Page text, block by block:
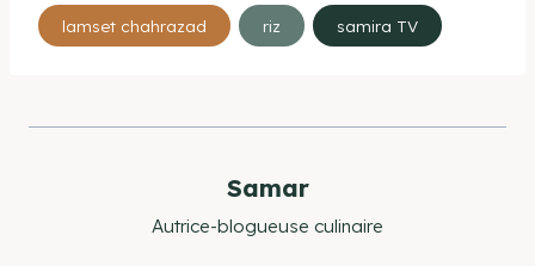
Étiquettes
de
publication :
lamset chahrazad riz samira TV
Samar
Autrice-blogueuse culinaire